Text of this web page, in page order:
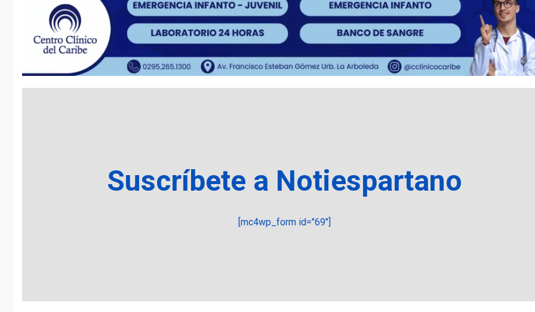
Suscríbete a Notiespartano
[mc4wp_form id="69"]